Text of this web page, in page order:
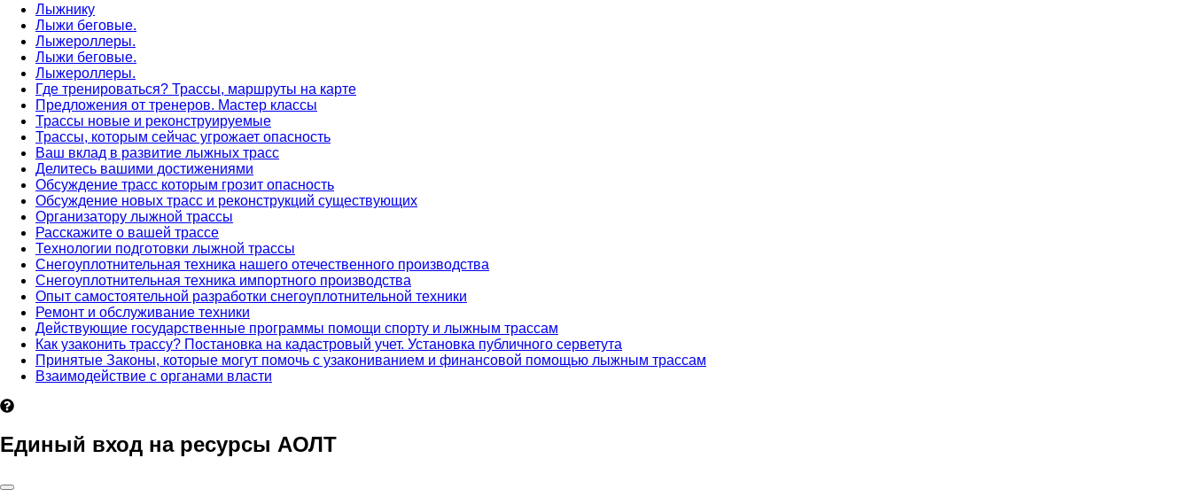
Лыжнику
Лыжи беговые.
Лыжероллеры.
Лыжи беговые.
Лыжероллеры.
Где тренироваться? Трассы, маршруты на карте
Предложения от тренеров. Мастер классы
Трассы новые и реконструируемые
Трассы, которым сейчас угрожает опасность
Ваш вклад в развитие лыжных трасс
Делитесь вашими достижениями
Обсуждение трасс которым грозит опасность
Обсуждение новых трасс и реконструкций существующих
Организатору лыжной трассы
Расскажите о вашей трассе
Технологии подготовки лыжной трассы
Снегоуплотнительная техника нашего отечественного производства
Снегоуплотнительная техника импортного производства
Опыт самостоятельной разработки снегоуплотнительной техники
Ремонт и обслуживание техники
Действующие государственные программы помощи спорту и лыжным трассам
Как узаконить трассу? Постановка на кадастровый учет. Установка публичного серветута
Принятые Законы, которые могут помочь с узакониванием и финансовой помощью лыжным трассам
Взаимодействие с органами власти
Единый вход на ресурсы АОЛТ